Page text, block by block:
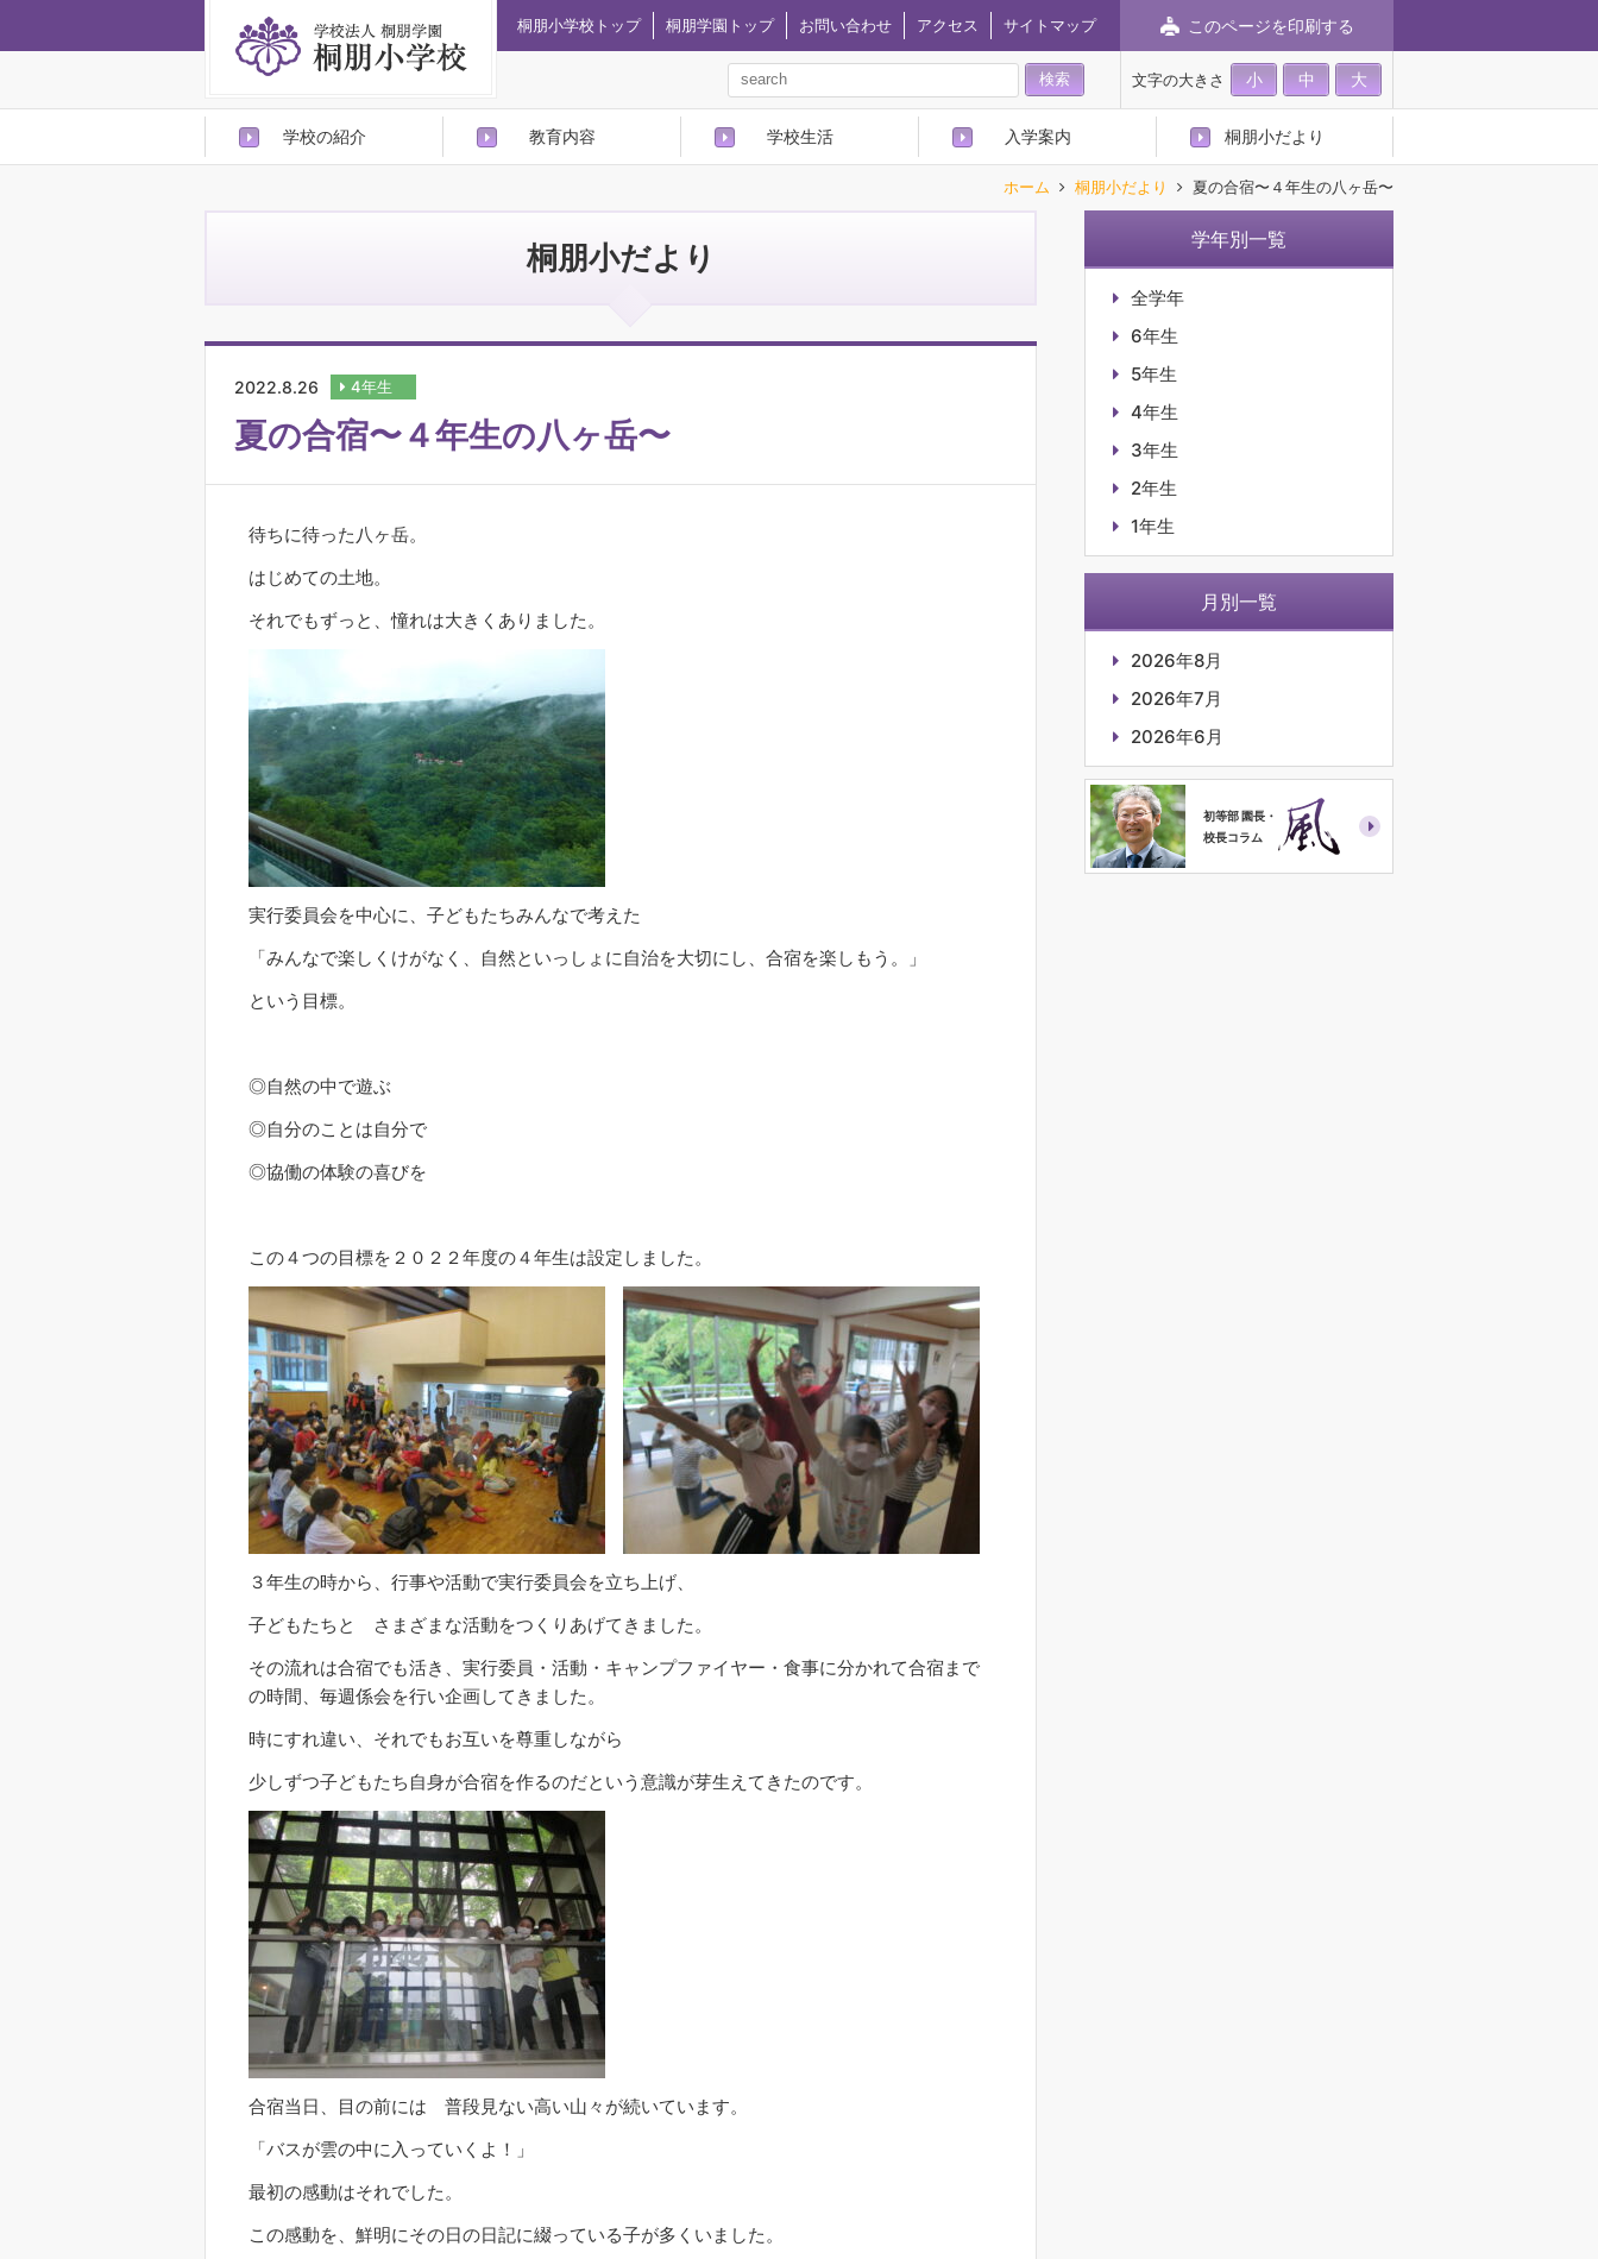
桐朋小学校トップ 桐朋学園トップ お問い合わせ アクセス サイトマップ このページを印刷する
文字の大きさ 小 中 大
学校の紹介 教育内容 学校生活 入学案内 桐朋小だより
ホーム 桐朋小だより 夏の合宿〜４年生の八ヶ岳〜
桐朋小だより
2022.8.26 4年生
夏の合宿〜４年生の八ヶ岳〜
待ちに待った八ヶ岳。
はじめての土地。
それでもずっと、憧れは大きくありました。
実行委員会を中心に、子どもたちみんなで考えた
「みんなで楽しくけがなく、自然といっしょに自治を大切にし、合宿を楽しもう。」
という目標。
◎自然の中で遊ぶ
◎自分のことは自分で
◎協働の体験の喜びを
この４つの目標を２０２２年度の４年生は設定しました。
３年生の時から、行事や活動で実行委員会を立ち上げ、
子どもたちと さまざまな活動をつくりあげてきました。
その流れは合宿でも活き、実行委員・活動・キャンプファイヤー・食事に分かれて合宿まで
の時間、毎週係会を行い企画してきました。
時にすれ違い、それでもお互いを尊重しながら
少しずつ子どもたち自身が合宿を作るのだという意識が芽生えてきたのです。
合宿当日、目の前には 普段見ない高い山々が続いています。
「バスが雲の中に入っていくよ！」
最初の感動はそれでした。
この感動を、鮮明にその日の日記に綴っている子が多くいました。
学年別一覧
全学年
6年生
5年生
4年生
3年生
2年生
1年生
月別一覧
2026年8月
2026年7月
2026年6月
初等部 園長・
校長コラム